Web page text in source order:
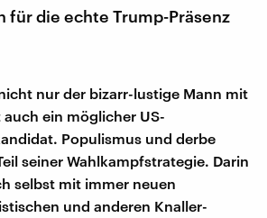
für die echte Trump-Präsenz
nur der bizarr-lustige Mann mit
auch ein möglicher US-
Populismus und derbe
seiner Wahlkampfstrategie. Darin
selbst mit immer neuen
und anderen Knaller-